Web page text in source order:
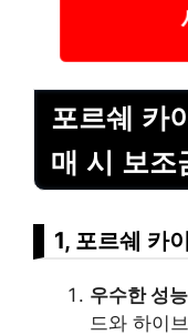
포르쉐 카
매 시 보조
1, 포르쉐 카
우수한 성능
드와 하이